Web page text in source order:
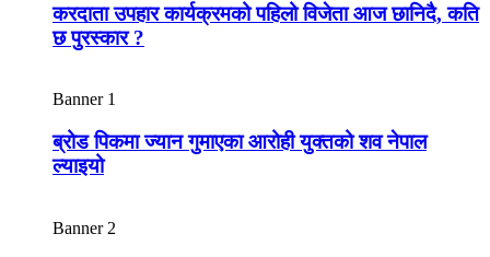
करदाता उपहार कार्यक्रमको पहिलो विजेता आज छानिदै, कति
छ पुरस्कार ?
Banner 1
ब्रोड पिकमा ज्यान गुमाएका आरोही युक्तको शव नेपाल
ल्याइयो
Banner 2